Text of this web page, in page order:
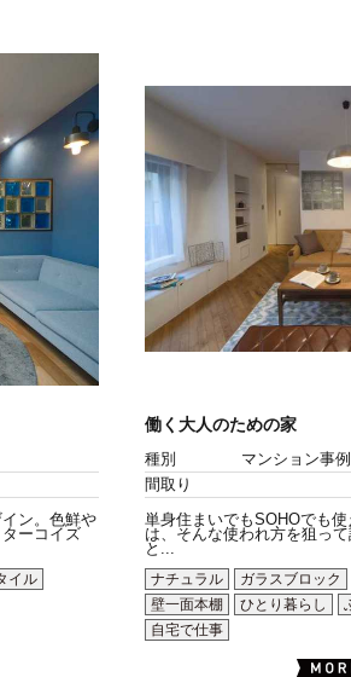
ン。色鮮や
ーコイズ
イル
働く大人のための家
種別
マンション事例
間取り
単身住まいでもSOHOでも
は、そんな使われ方を狙っ
と...
ナチュラル
ガラスブロック
壁一面本棚
ひとり暮らし
自宅で仕事